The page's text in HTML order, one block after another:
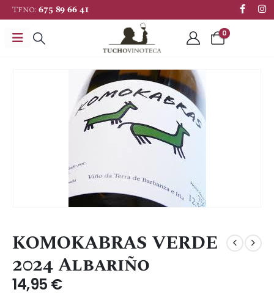
Tfno:675 89 66 41
0
KOMOKABRAS VERDE
2024 Albariño
14,95 €